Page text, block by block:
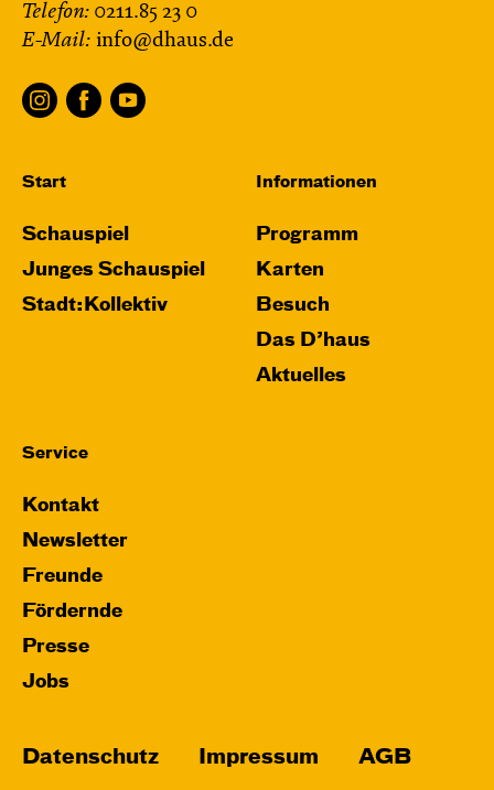
Telefon: 0211.85 23 0
E-Mail: info@dhaus.de
Start
Schauspiel
Junges Schauspiel
Stadt:Kollektiv
Informationen
Programm
Karten
Besuch
Das D’haus
Aktuelles
Service
Kontakt
Newsletter
Freunde
Fördernde
Presse
Jobs
Datenschutz Impressum AGB